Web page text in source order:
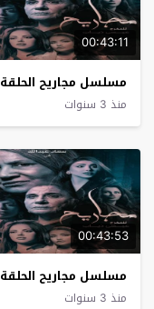
00:43:11
مسلسل مجاريح الحلقة 26
منذ 3 سنوات
00:43:53
مسلسل مجاريح الحلقة 24
منذ 3 سنوات